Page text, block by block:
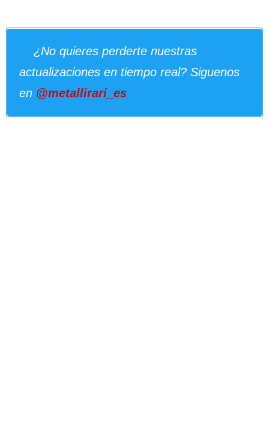
¿No quieres perderte nuestras
actualizaciones en tiempo real? Siguenos
en @metallirari_es